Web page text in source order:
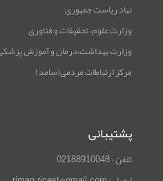
نهاد ریاست جمهوری
وزارت علوم، تحقیقات و فناوری
وزارت بهداشت،درمان و آموزش پزشکی
مرکز ارتباطات مردمی(سامد)
پشتیبانی
تلفن : 02188910048